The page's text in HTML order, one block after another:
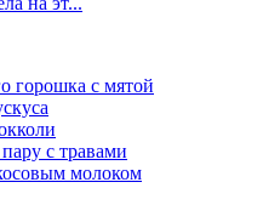
горошка с мятой
с травами
молоком